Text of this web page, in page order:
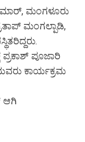
ಮಂಗಳೂರು
ಮಂಗಲ್ಪಾಡಿ,
ಪ್ರಕಾಶ್ ಪೂಜಾರಿ
ಕಾರ್ಯಕ್ರಮ
ಆಗಿ